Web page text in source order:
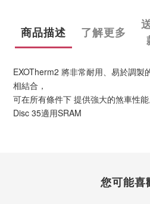
商品描述 了解更多
EXOTherm2 將非常耐用、易於調製
相結合，
可在所有條件下 提供強大的煞車性能
Disc 35適用SRAM
您可能喜